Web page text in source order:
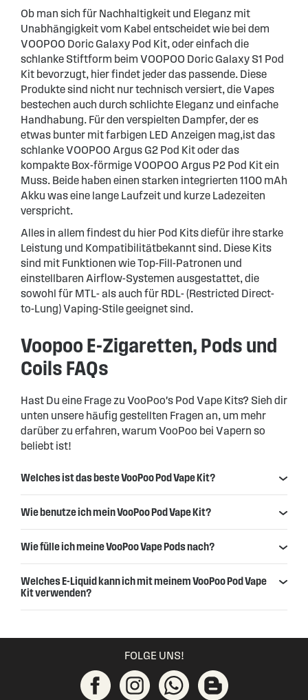
Ob man sich für Nachhaltigkeit und Eleganz mit
Unabhängigkeit vom Kabel entscheidet wie bei dem
VOOPOO Doric Galaxy Pod Kit, oder einfach die
schlanke Stiftform beim VOOPOO Doric Galaxy S1 Pod
Kit bevorzugt, hier findet jeder das passende. Diese
Produkte sind nicht nur technisch versiert, die Vapes
bestechen auch durch schlichte Eleganz und einfache
Handhabung. Für den verspielten Dampfer, der es
etwas bunter mit farbigen LED Anzeigen mag,ist das
schlanke VOOPOO Argus G2 Pod Kit oder das
kompakte Box-förmige VOOPOO Argus P2 Pod Kit ein
Muss. Beide haben einen starken integrierten 1100 mAh
Akku was eine lange Laufzeit und kurze Ladezeiten
verspricht.
Alles in allem findest du hier Pod Kits diefür ihre starke
Leistung und Kompatibilitätbekannt sind. Diese Kits
sind mit Funktionen wie Top-Fill-Patronen und
einstellbaren Airflow-Systemen ausgestattet, die
sowohl für MTL- als auch für RDL- (Restricted Direct-
to-Lung) Vaping-Stile geeignet sind.
Voopoo E-Zigaretten, Pods und
Coils FAQs
Hast Du eine Frage zu VooPoo's Pod Vape Kits? Sieh dir
unten unsere häufig gestellten Fragen an, um mehr
darüber zu erfahren, warum VooPoo bei Vapern so
beliebt ist!
Welches ist das beste VooPoo Pod Vape Kit?
Wie benutze ich mein VooPoo Pod Vape Kit?
Wie fülle ich meine VooPoo Vape Pods nach?
Welches E-Liquid kann ich mit meinem VooPoo Pod Vape
Kit verwenden?
FOLGE UNS!